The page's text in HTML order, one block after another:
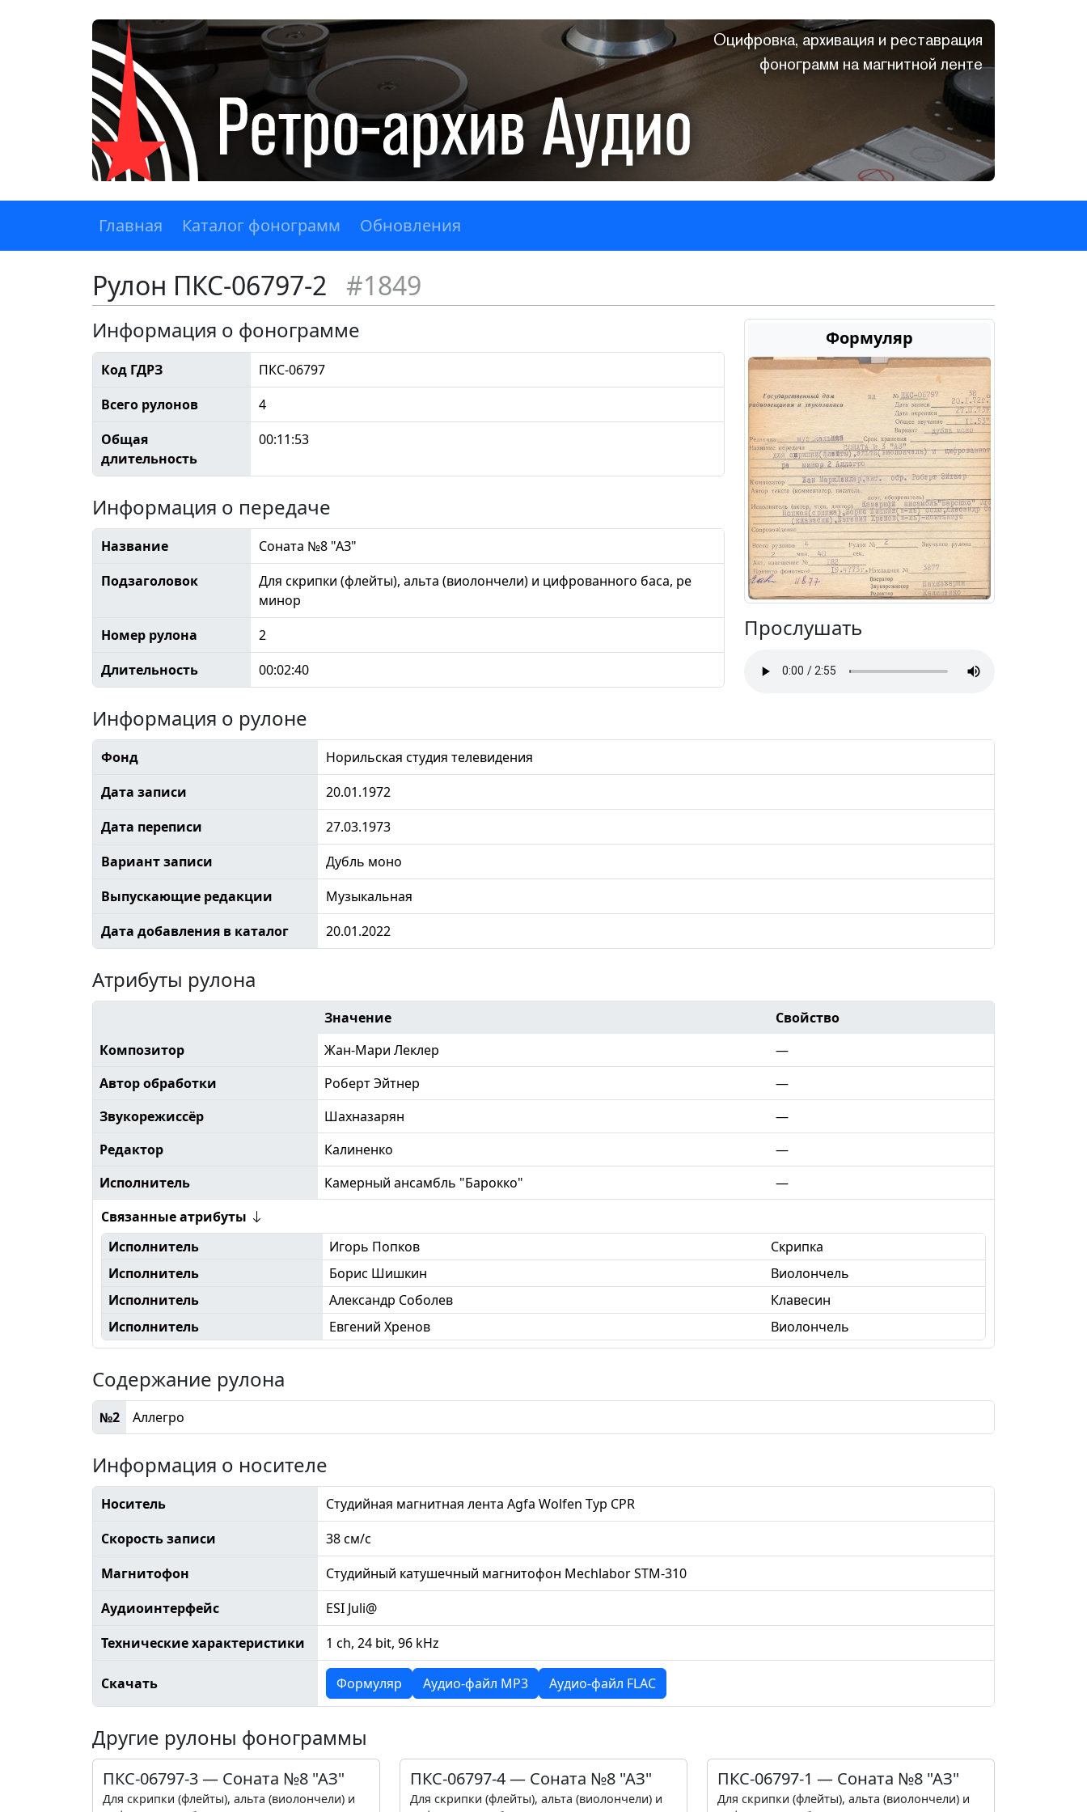
Оцифровка, архивация и реставрация
фонограмм на магнитной ленте
Главная Каталог фонограмм Обновления
Рулон ПКС-06797-2 #1849
Формуляр
Прослушать
Информация о фонограмме
Код ГДРЗ
ПКС-06797
Всего рулонов
4
Общая
длительность
00:11:53
Информация о передаче
Название
Соната №8 "АЗ"
Подзаголовок
Для скрипки (флейты), альта (виолончели) и цифрованного баса, ре
минор
Номер рулона
2
Длительность
00:02:40
Информация о рулоне
Фонд
Норильская студия телевидения
Дата записи
20.01.1972
Дата переписи
27.03.1973
Вариант записи
Дубль моно
Выпускающие редакции
Музыкальная
Дата добавления в каталог
20.01.2022
Атрибуты рулона
Значение
Свойство
Композитор
Жан-Мари Леклер
—
Автор обработки
Роберт Эйтнер
—
Звукорежиссёр
Шахназарян
—
Редактор
Калиненко
—
Исполнитель
Камерный ансамбль "Барокко"
—
Связанные атрибуты
Исполнитель
Игорь Попков
Скрипка
Исполнитель
Борис Шишкин
Виолончель
Исполнитель
Александр Соболев
Клавесин
Исполнитель
Евгений Хренов Виолончель
Содержание рулона
№2 Аллегро
Информация о носителе
Носитель
Студийная магнитная лента Agfa Wolfen Typ CPR
Скорость записи
38 см/с
Магнитофон
Студийный катушечный магнитофон Mechlabor STM-310
Аудиоинтерфейс
ESI Juli@
Технические характеристики
1 ch, 24 bit, 96 kHz
Скачать Формуляр Аудио-файл MP3 Аудио-файл FLAC
Другие рулоны фонограммы
ПКС-06797-3 — Соната №8 "АЗ"
Для скрипки (флейты), альта (виолончели) и
ПКС-06797-4 — Соната №8 "АЗ"
Для скрипки (флейты), альта (виолончели) и
ПКС-06797-1 — Соната №8 "АЗ"
Для скрипки (флейты), альта (виолончели) и